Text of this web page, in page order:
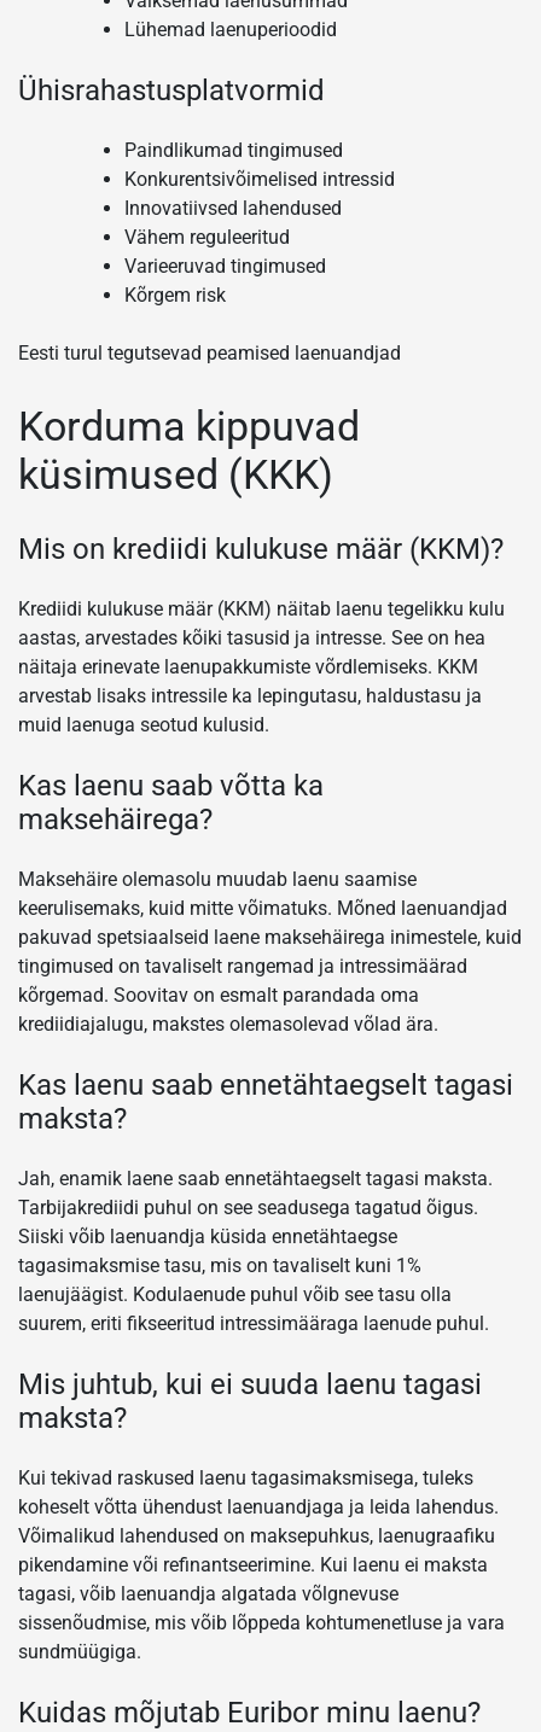
Lühemad laenuperioodid
Ühisrahastusplatvormid
Paindlikumad tingimused
Konkurentsivõimelised intressid
Innovatiivsed lahendused
Vähem reguleeritud
Varieeruvad tingimused
Kõrgem risk
Eesti turul tegutsevad peamised laenuandjad
Korduma kippuvad
küsimused (KKK)
Mis on krediidi kulukuse määr (KKM)?
Krediidi kulukuse määr (KKM) näitab laenu tegelikku kulu
aastas, arvestades kõiki tasusid ja intresse. See on hea
näitaja erinevate laenupakkumiste võrdlemiseks. KKM
arvestab lisaks intressile ka lepingutasu, haldustasu ja
muid laenuga seotud kulusid.
Kas laenu saab võtta ka
maksehäirega?
Maksehäire olemasolu muudab laenu saamise
keerulisemaks, kuid mitte võimatuks. Mõned laenuandjad
pakuvad spetsiaalseid laene maksehäirega inimestele, kuid
tingimused on tavaliselt rangemad ja intressimäärad
kõrgemad. Soovitav on esmalt parandada oma
krediidiajalugu, makstes olemasolevad võlad ära.
Kas laenu saab ennetähtaegselt tagasi
maksta?
Jah, enamik laene saab ennetähtaegselt tagasi maksta.
Tarbijakrediidi puhul on see seadusega tagatud õigus.
Siiski võib laenuandja küsida ennetähtaegse
tagasimaksmise tasu, mis on tavaliselt kuni 1%
laenujäägist. Kodulaenude puhul võib see tasu olla
suurem, eriti fikseeritud intressimääraga laenude puhul.
Mis juhtub, kui ei suuda laenu tagasi
maksta?
Kui tekivad raskused laenu tagasimaksmisega, tuleks
koheselt võtta ühendust laenuandjaga ja leida lahendus.
Võimalikud lahendused on maksepuhkus, laenugraafiku
pikendamine või refinantseerimine. Kui laenu ei maksta
tagasi, võib laenuandja algatada võlgnevuse
sissenõudmise, mis võib lõppeda kohtumenetluse ja vara
sundmüügiga.
Kuidas mõjutab Euribor minu laenu?